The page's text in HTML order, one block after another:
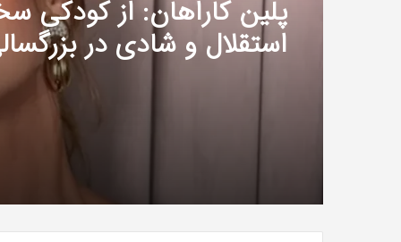
پلین کاراهان: از کودکی
استقلال و شادی در